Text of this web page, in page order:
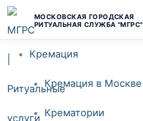
Перейти
к
МОСКОВСКАЯ ГОРОДСКАЯ
РИТУАЛЬНАЯ СЛУЖБА "МГРС"
Кремация
Кремация в
Крематории